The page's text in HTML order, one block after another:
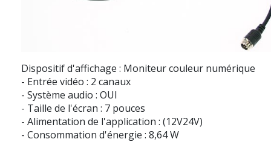
Dispositif d'affichage : Moniteur couleur numérique
- Entrée vidéo : 2 canaux
- Système audio : OUI
- Taille de l'écran : 7 pouces
- Alimentation de l'application : (12V24V)
- Consommation d'énergie : 8,64 W